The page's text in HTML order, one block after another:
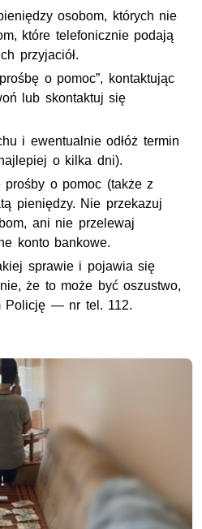
osobom, których nie
które telefonicznie podają
przyjaciół.
o pomoc”, kontaktując
lub skontaktuj się
i ewentualnie odłóż termin
o kilka dni).
prośby o pomoc (także z
pieniędzy. Nie przekazuj
ani nie przelewaj
konto bankowe.
sprawie i pojawia się
że to może być oszustwo,
Policję —nr tel. 112.